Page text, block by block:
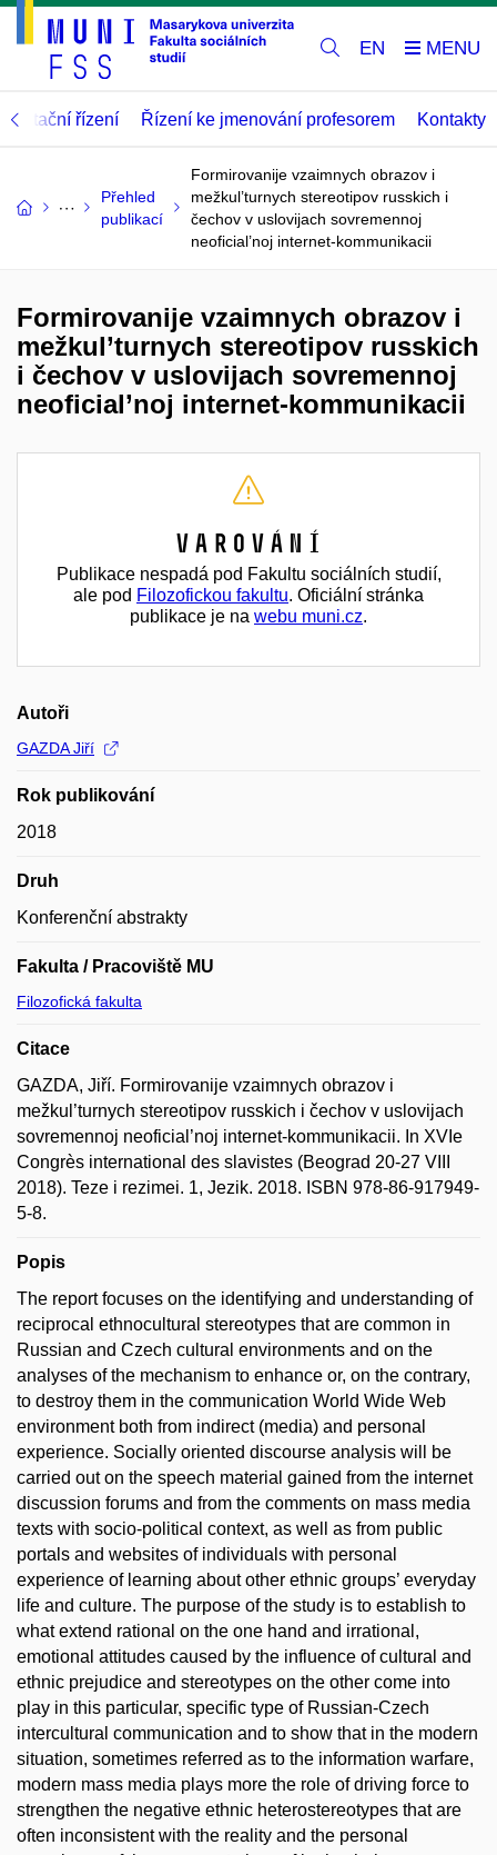
EN
řízení Řízení ke jmenování profesorem Kontakty
Přehled
publikací
Formirovanije vzaimnych obrazov i
mežkul’turnych stereotipov russkich i
čechov v uslovijach sovremennoj
neoficial’noj internet-kommunikacii
Formirovanije vzaimnych obrazov i
mežkul’turnych stereotipov russkich
i čechov v uslovijach sovremennoj
neoficial’noj internet-kommunikacii
Varování
Publikace nespadá pod Fakultu sociálních studií,
ale pod Filozofickou fakultu. Oficiální stránka
publikace je na webu muni.cz.
Autoři
GAZDA Jiří
Rok publikování
2018
Druh
Konferenční abstrakty
Fakulta / Pracoviště MU
Filozofická fakulta
Citace
GAZDA, Jiří. Formirovanije vzaimnych obrazov i
mežkul’turnych stereotipov russkich i čechov v uslovijach
sovremennoj neoficial’noj internet-kommunikacii. In XVIe
Congrès international des slavistes (Beograd 20-27 VIII
2018). Teze i rezimei. 1, Jezik. 2018. ISBN 978-86-917949-
5-8.
Popis
The report focuses on the identifying and understanding of
reciprocal ethnocultural stereotypes that are common in
Russian and Czech cultural environments and on the
analyses of the mechanism to enhance or, on the contrary,
to destroy them in the communication World Wide Web
environment both from indirect (media) and personal
experience. Socially oriented discourse analysis will be
carried out on the speech material gained from the internet
discussion forums and from the comments on mass media
texts with socio-political context, as well as from public
portals and websites of individuals with personal
experience of learning about other ethnic groups’ everyday
life and culture. The purpose of the study is to establish to
what extend rational on the one hand and irrational,
emotional attitudes caused by the influence of cultural and
ethnic prejudice and stereotypes on the other come into
play in this particular, specific type of Russian-Czech
intercultural communication and to show that in the modern
situation, sometimes referred as to the information warfare,
modern mass media plays more the role of driving force to
strengthen the negative ethnic heterostereotypes that are
often inconsistent with the reality and the personal